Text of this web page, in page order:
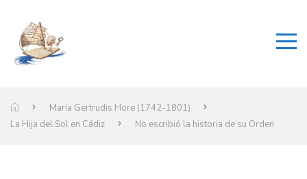
María Gertrudis Hore (1742-1801)
La Hija del Sol en Cádiz
No escribió la historia de su Orden